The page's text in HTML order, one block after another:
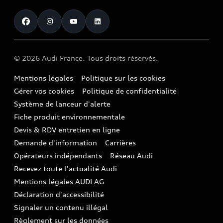
Trouver mon Partenaire Audi
SUV électrique
SUV compact
Garanties Audi
Audi rent : location courte durée
Espace Client Audi Financial Services
Heycar
Voiture de direction
Avantages voiture société
Flotte automobile
LLD
Offres Après-Vente
Accessoires et équipements
Informations client
Functions on Demand
Action de Service EA 189
Audi Assistance
Campagne de rappel Airbag Takata
Mise à jour logiciel
Histoire du progrès
Notre vision
Audi Sport
Nos technologies
myAudi experience
Audi Shop : Boutique Officielle
Espace actualités Audi
Carrières
Espace Presse
© 2026 Audi France. Tous droits réservés.
Mentions légales
Politique sur les cookies
Gérer vos cookies
Politique de confidentialité
Système de lanceur d'alerte
Fiche produit environnementale
Devis & RDV entretien en ligne
Demande d'information
Carrières
Opérateurs indépendants
Réseau Audi
Recevez toute l'actualité Audi
Mentions légales AUDI AG
Déclaration d'accessibilité
Signaler un contenu illégal
Règlement sur les données